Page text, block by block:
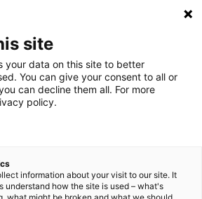
site
your data on this site to better
You can give your consent to all or
can decline them all. For more
policy.
information about your visit to our site. It
understand how the site is used – what's